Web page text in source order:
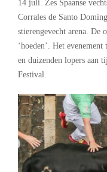
14 juli. Zes Spaanse
Corrales de Santo
stierengevecht arena. De
‘hoeden’. Het
en duizenden lopers aan
Festival.